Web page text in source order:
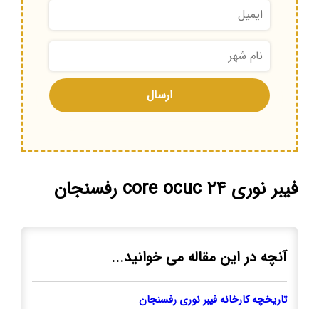
فیبر نوری ۲۴ core ocuc رفسنجان
آنچه در این مقاله می خوانید...
تاریخچه کارخانه فیبر نوری رفسنجان